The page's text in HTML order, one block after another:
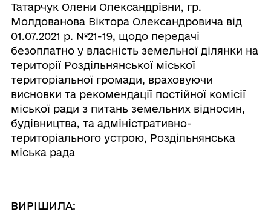
Татарчук Олени Олександрівни, гр.
Молдованова Віктора Олександровича від
01.07.2021 р. №21-19, щодо передачі
безоплатно у власність земельної ділянки на
території Роздільнянської міської
територіальної громади, враховуючи
висновки та рекомендації постійної комісії
міської ради з питань земельних відносин,
будівництва, та адміністративно-
територіального устрою, Роздільнянська
міська рада
ВИРІШИЛА: